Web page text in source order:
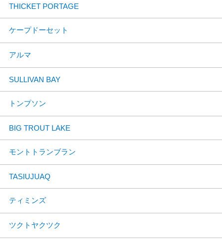
THICKET PORTAGE
ケープドーセット
アルマ
SULLIVAN BAY
トンプソン
BIG TROUT LAKE
モントトランブラン
TASIUJUAQ
ティミンズ
ツクトヤクツク